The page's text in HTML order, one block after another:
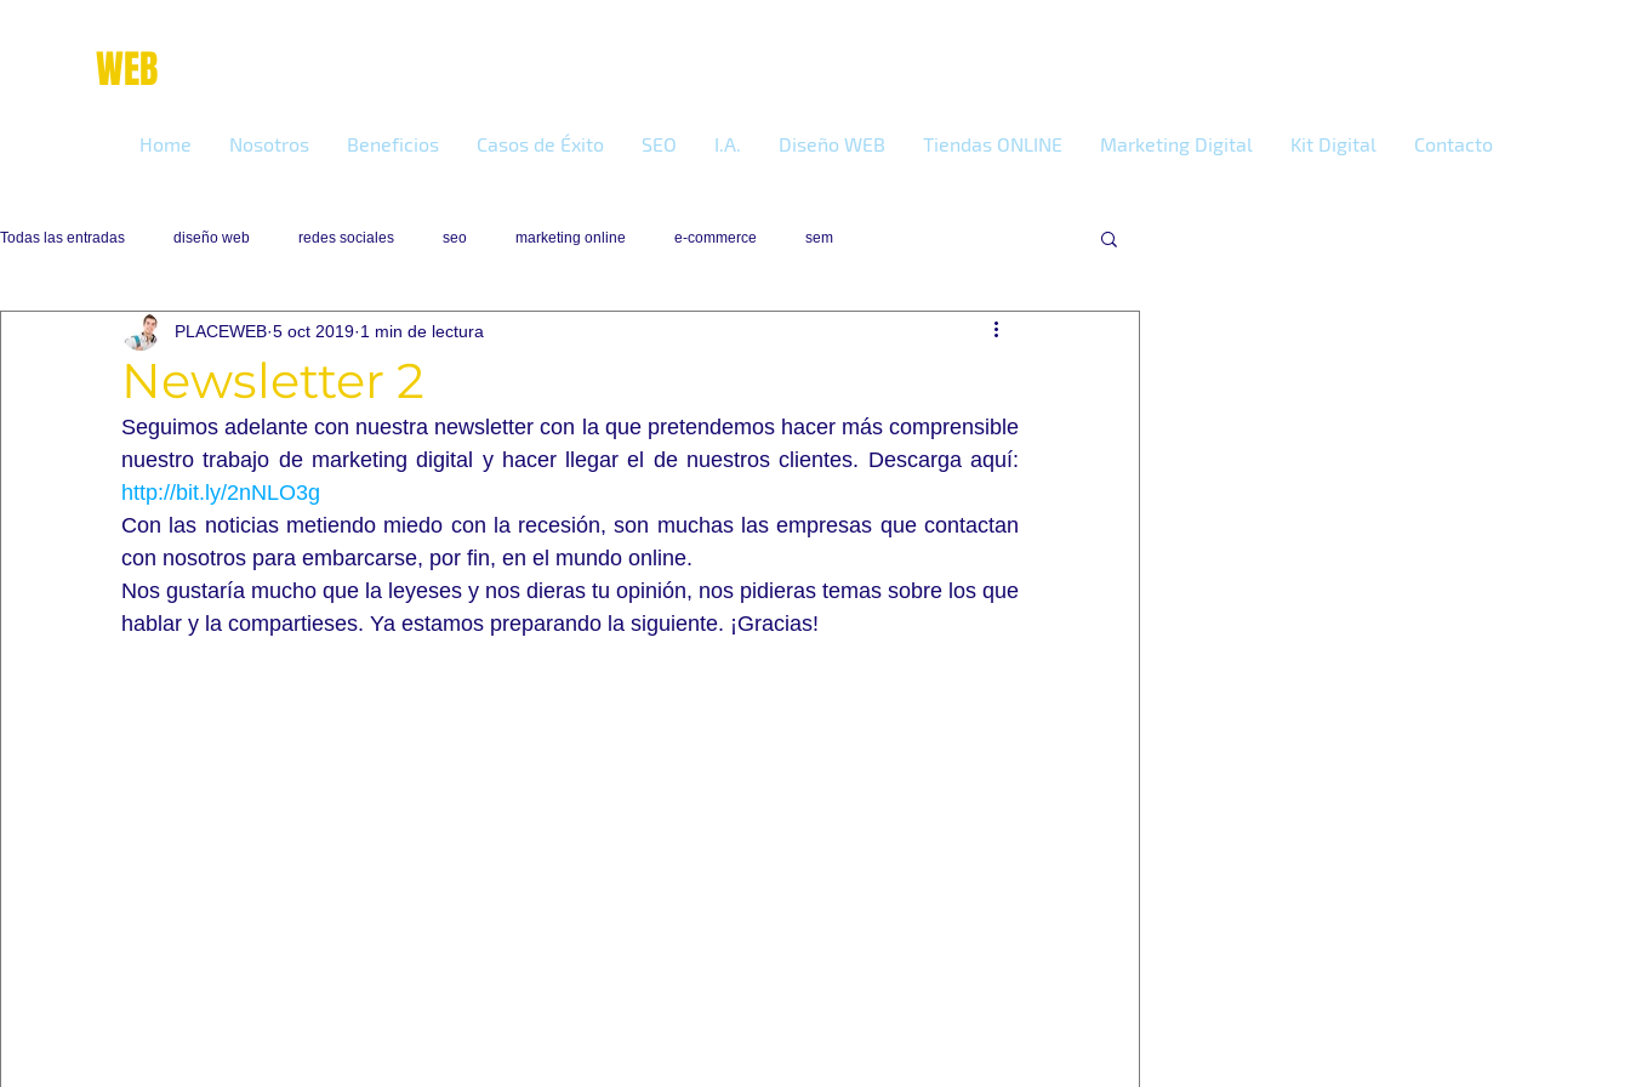
WEB
Home Nosotros Beneficios Casos de Éxito SEO I.A. Diseño WEB Tiendas ONLINE Marketing Digital Kit Digital Contacto
Todas las entradas diseño web redes sociales seo marketing online e-commerce sem
Newsletter 2
PLACEWEB 5 oct 2019 1 min de lectura
Seguimos adelante con nuestra newsletter con la que pretendemos hacer más comprensible
http://bit.ly/2nNLO3g
Con las noticias metiendo miedo con la recesión, son muchas las empresas que contactan
con nosotros para embarcarse, por fin, en el mundo online.
Nos gustaría mucho que la leyeses y nos dieras tu opinión, nos pidieras temas sobre los que
hablar y la compartieses. Ya estamos preparando la siguiente. ¡Gracias!